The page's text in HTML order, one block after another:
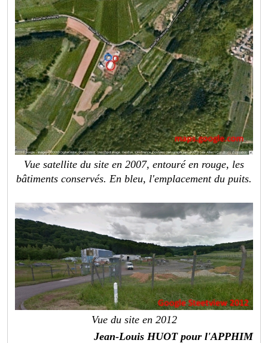
Vue satellite du site en 2007, entouré en rouge, les
bâtiments conservés. En bleu, l'emplacement du puits.
Vue du site en 2012
Jean-Louis HUOT pour l'APPHIM